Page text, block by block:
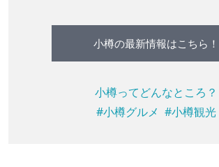
小樽の最新情報はこちら！
小樽ってどんなところ？
#小樽グルメ #小樽観光